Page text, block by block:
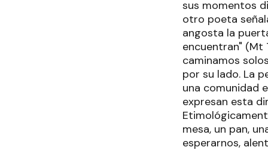
sus momentos
otro poeta
angosta la
encuentran" (Mt
caminamos
por su lado. La
una comunidad
expresan esta
mesa, un pan,
esperarnos,